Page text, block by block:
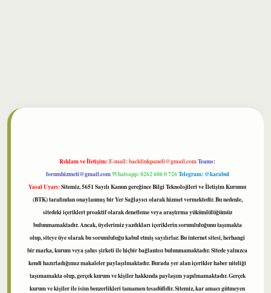
Reklam ve İletişim:E-mail:backlinkpaneli@gmail.comTeams:
forumhizmeti@gmail.comWhatsapp: 0262 606 0 726Telegram: @karabul
Yasal Uyarı:Sitemiz, 5651 Sayılı Kanun gereğince Bilgi Teknolojileri ve İletişim Kurumu
(BTK) tarafından onaylanmış bir Yer Sağlayıcı olarak hizmet vermektedir. Bu nedenle,
sitedeki içerikleri proaktif olarak denetleme veya araştırma yükümlülüğümüz
bulunmamaktadır. Ancak, üyelerimiz yazdıkları içeriklerin sorumluluğunu taşımakta
olup, siteye üye olarak bu sorumluluğu kabul etmiş sayılırlar. Bu internet sitesi, herhangi
bir marka, kurum veya şahıs şirketi ile hiçbir bağlantısı bulunmamaktadır. Sitede yalnızca
kendi hazırladığımız makaleler paylaşılmaktadır. Burada yer alan içerikler haber niteliği
taşımamakta olup, gerçek kurum ve kişiler hakkında paylaşım yapılmamaktadır. Gerçek
kurum ve kişiler ile isim benzerlikleri tamamen tesadüfidir. Sitemiz, kar amacı gütmeyen